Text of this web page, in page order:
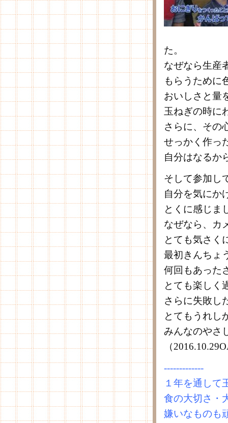
た。
なぜなら生産
もらうために
おいしさと量
玉ねぎの時に
さらに、その
せっかく作っ
自分はなるか
そして参加し
自分を気にか
とくに感じま
なぜなら、カ
とても気さく
最初きんちょ
何回もあった
とても楽しく
さらに失敗し
とてもうれし
みんなのやさ
（
-------------
１年を通して
食の大切さ・
嫌いなものも